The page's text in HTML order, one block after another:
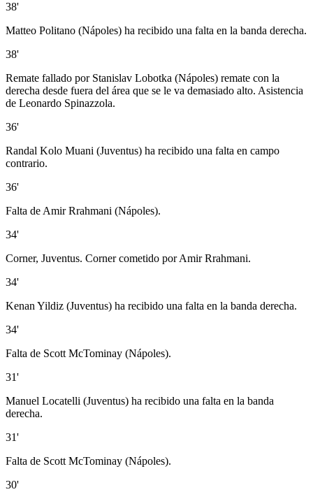
38'
Matteo Politano (Nápoles) ha recibido una falta en la banda derecha.
38'
Remate fallado por Stanislav Lobotka (Nápoles) remate con la
derecha desde fuera del área que se le va demasiado alto. Asistencia
de Leonardo Spinazzola.
36'
Randal Kolo Muani (Juventus) ha recibido una falta en campo
contrario.
36'
Falta de Amir Rrahmani (Nápoles).
34'
Corner, Juventus. Corner cometido por Amir Rrahmani.
34'
Kenan Yildiz (Juventus) ha recibido una falta en la banda derecha.
34'
Falta de Scott McTominay (Nápoles).
31'
Manuel Locatelli (Juventus) ha recibido una falta en la banda
derecha.
31'
Falta de Scott McTominay (Nápoles).
30'